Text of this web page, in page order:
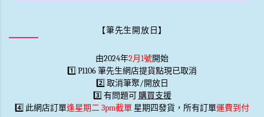
【筆先生開放日】
由2024年2月1號開始
1️⃣ P1106 筆先生網店提貨點現已取消
2️⃣ 取消筆聚/開放日
3️⃣ 有問題可 購買支援
4️⃣ 此網店訂單逢星期二 3pm截單 星期四發貨，所有訂單運費到付